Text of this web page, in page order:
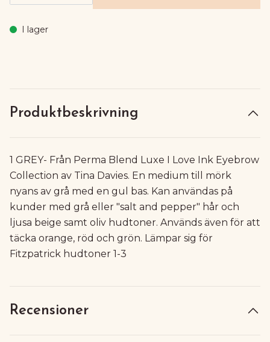
I lager
Produktbeskrivning
1 GREY- Från Perma Blend Luxe I Love Ink Eyebrow
Collection av Tina Davies. En medium till mörk
nyans av grå med en gul bas. Kan användas på
kunder med grå eller "salt and pepper" hår och
ljusa beige samt oliv hudtoner. Används även för att
täcka orange, röd och grön. Lämpar sig för
Fitzpatrick hudtoner 1-3
Recensioner